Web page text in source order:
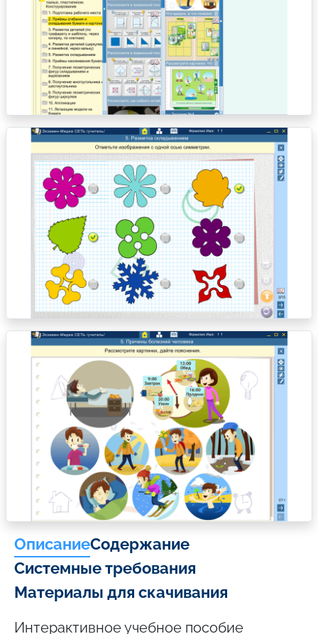
ОписаниеСодержание
Системные требования
Материалы для скачивания
Интерактивное учебное пособие